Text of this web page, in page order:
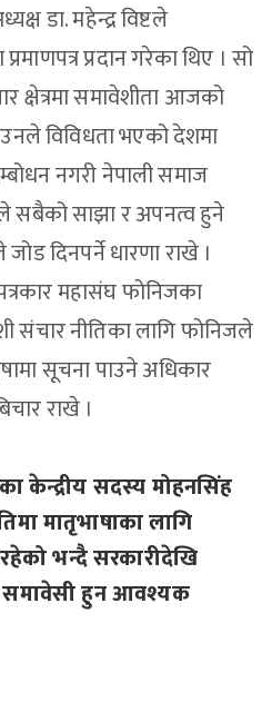
डा. महेन्द्र विष्टले
प्रदान गरेका थिए । सो
क्षेत्रमा समावेशीता आजको
विविधता भएको देशमा
नगरी नेपाली समाज
सबैको साझा र अपनत्व हुने
दिनपर्ने धारणा राखे ।
महासंघ फोनिजका
संचार नीतिका लागि फोनिजले
सूचना पाउने अधिकार
राखे ।
केन्द्रीय सदस्य मोहनसिंह
मातृभाषाका लागि
भन्दै सरकारीदेखि
समावेसी हुन आवश्यक